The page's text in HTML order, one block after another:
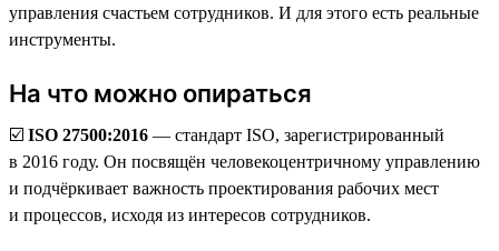
управления счастьем сотрудников. И для этого есть реальные
инструменты.
На что можно опираться
☑️ ISO 27500:2016 — стандарт ISO, зарегистрированный
в 2016 году. Он посвящён человекоцентричному управлению
и подчёркивает важность проектирования рабочих мест
и процессов, исходя из интересов сотрудников.